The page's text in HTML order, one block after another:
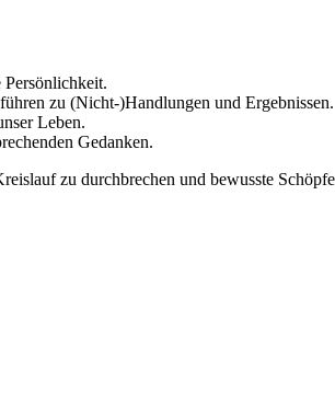
Persönlichkeit.
zu (Nicht-)Handlungen und Ergebnissen.
Leben.
Gedanken.
zu durchbrechen und bewusste